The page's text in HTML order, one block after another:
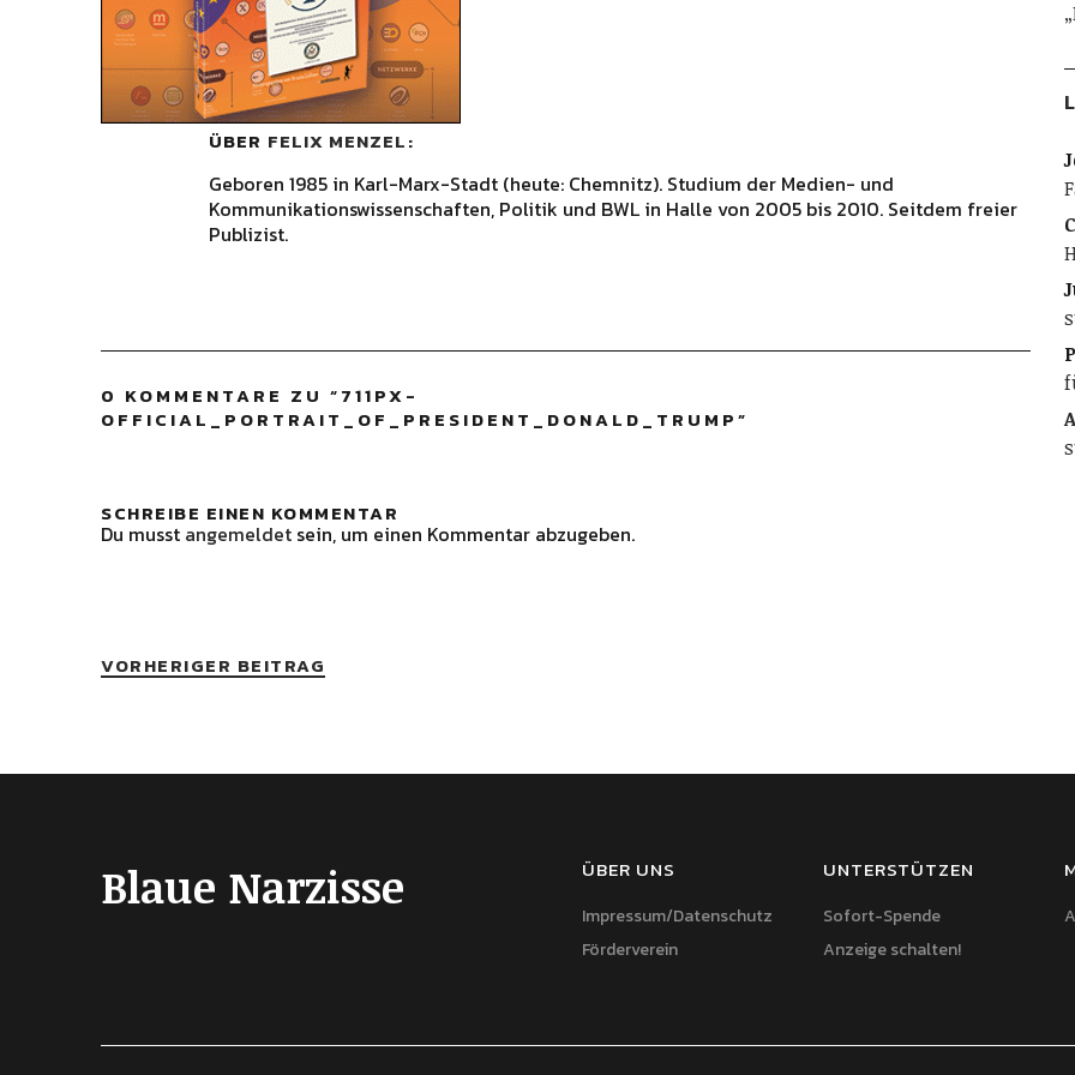
ÜBER FELIX MENZEL
Geboren 1985 in Karl-Marx-Stadt (heute: Chemnitz). Studium der Medien- und
Kommunikationswissenschaften, Politik und BWL in Halle von 2005 bis 2010. Seitdem freier
Publizist.
0 KOMMENTARE ZU “711PX-
OFFICIAL_PORTRAIT_OF_PRESIDENT_DONALD_TRUMP”
SCHREIBE EINEN KOMMENTAR
Du musst angemeldet sein, um einen Kommentar abzugeben.
VORHERIGER BEITRAG
Blaue Narzisse ÜBER UNS
Impressum/Datenschutz
Förderverein
UNTERSTÜTZEN
Sofort-Spende
Anzeige schalten!